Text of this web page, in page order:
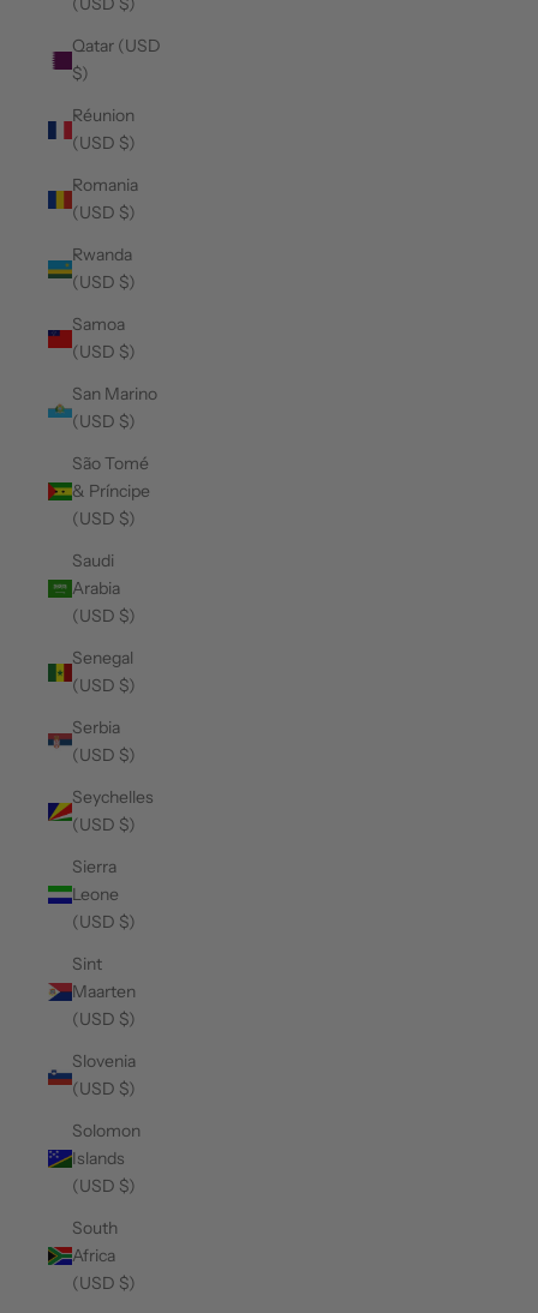
Qatar (USD
$)
Réunion
(USD $)
Romania
(USD $)
Rwanda
(USD $)
Samoa
(USD $)
San Marino
(USD $)
São Tomé
& Príncipe
(USD $)
Saudi
Arabia
(USD $)
Senegal
(USD $)
Serbia
(USD $)
Seychelles
(USD $)
Sierra
Leone
(USD $)
Sint
Maarten
(USD $)
Slovenia
(USD $)
Solomon
Islands
(USD $)
South
Africa
(USD $)